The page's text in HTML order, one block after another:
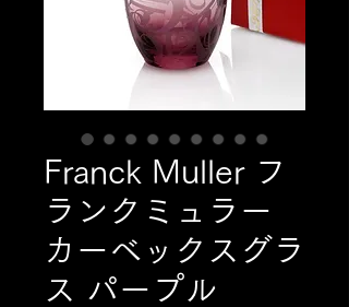
Franck Muller フ
ランクミュラー
カーベックスグラ
ス パープル